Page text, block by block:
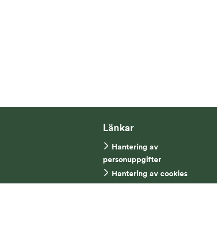
Länkar
Hantering av
personuppgifter
Hantering av cookies